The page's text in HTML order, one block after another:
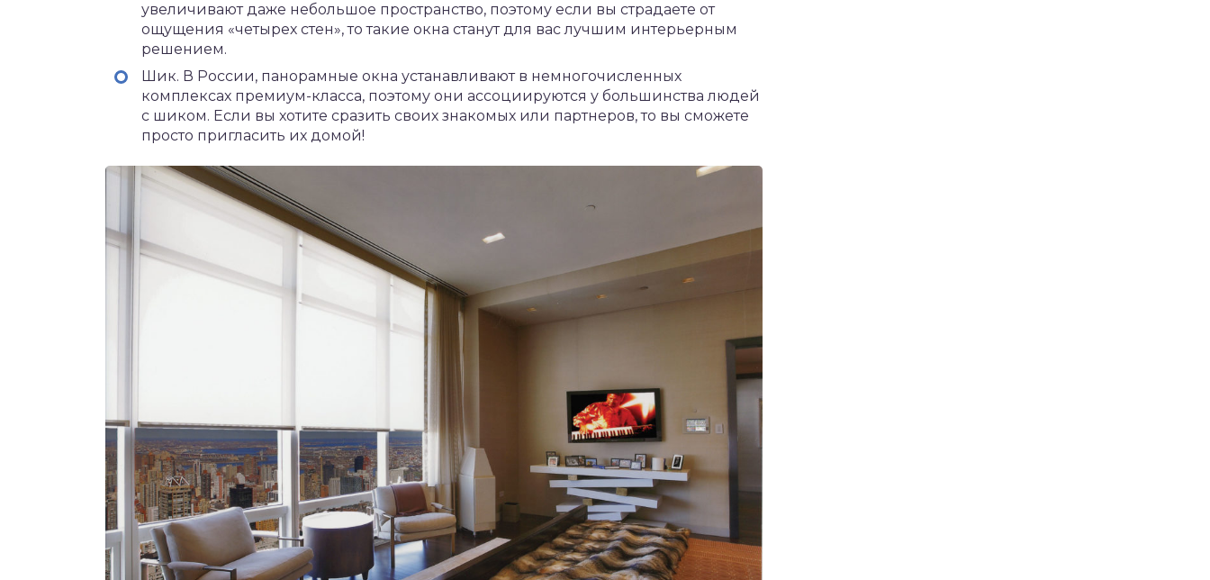
увеличивают даже небольшое пространство, поэтому если вы страдаете от
ощущения «четырех стен», то такие окна станут для вас лучшим интерьерным
решением.
Шик. В России, панорамные окна устанавливают в немногочисленных
комплексах премиум-класса, поэтому они ассоциируются у большинства людей
с шиком. Если вы хотите сразить своих знакомых или партнеров, то вы сможете
просто пригласить их домой!